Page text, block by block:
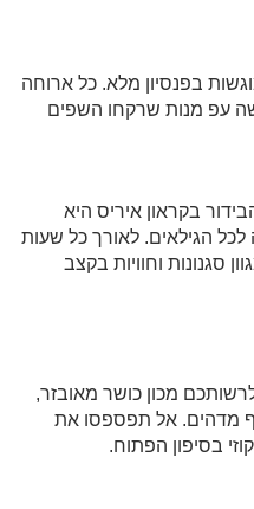
בפנסיון מלא. כל ארוחה
עפ מנות שרקחו השפים
בקראון איריס היא
הגילאים. לאורך כל שעות
סגנונות וחוויות בקצב
מכון כושר מאובזר,
מדהים. אל תפספסו את
בסיפון הפתוח.